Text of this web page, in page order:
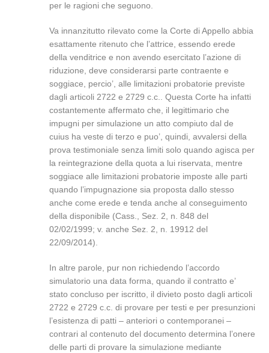
per le ragioni che seguono.
Va innanzitutto rilevato come la Corte di Appello abbia
esattamente ritenuto che l’attrice, essendo erede
della venditrice e non avendo esercitato l’azione di
riduzione, deve considerarsi parte contraente e
soggiace, percio’, alle limitazioni probatorie previste
dagli articoli 2722 e 2729 c.c.. Questa Corte ha infatti
costantemente affermato che, il legittimario che
impugni per simulazione un atto compiuto dal de
cuius ha veste di terzo e puo’, quindi, avvalersi della
prova testimoniale senza limiti solo quando agisca per
la reintegrazione della quota a lui riservata, mentre
soggiace alle limitazioni probatorie imposte alle parti
quando l’impugnazione sia proposta dallo stesso
anche come erede e tenda anche al conseguimento
della disponibile (Cass., Sez. 2, n. 848 del
02/02/1999; v. anche Sez. 2, n. 19912 del
22/09/2014).
In altre parole, pur non richiedendo l’accordo
simulatorio una data forma, quando il contratto e’
stato concluso per iscritto, il divieto posto dagli articoli
2722 e 2729 c.c. di provare per testi e per presunzioni
l’esistenza di patti – anteriori o contemporanei –
contrari al contenuto del documento determina l’onere
delle parti di provare la simulazione mediante